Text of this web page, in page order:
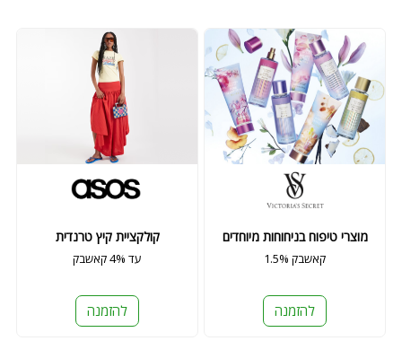
קולקציית קיץ טרנדית
עד 4% קאשבק
להזמנה
מוצרי טיפוח בניחוחות מיוחדים
1.5% קאשבק
להזמנה